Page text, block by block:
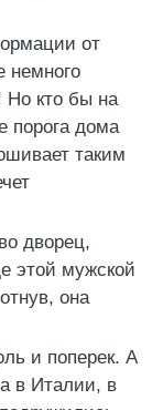
от
немного
Но кто бы на
порога дома
таким
дворец,
этой мужской
она
и поперек. А
в Италии, в